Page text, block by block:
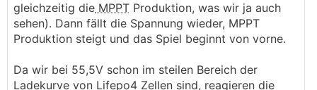
Vl. mal denMPPT-Updaten?
Kollege von mir hat den RS450 und der schwankt
auch EXTREM, lt. ihm gabs da mal ne fehlerhafte
gleichzeitig die MPPT Produktion, was wir ja auch
sehen). Dann fällt die Spannung wieder, MPPT
Produktion steigt und das Spiel beginnt von vorne.
Da wir bei 55,5V schon im steilen Bereich der
Ladekurve von Lifepo4 Zellen sind, reagieren die